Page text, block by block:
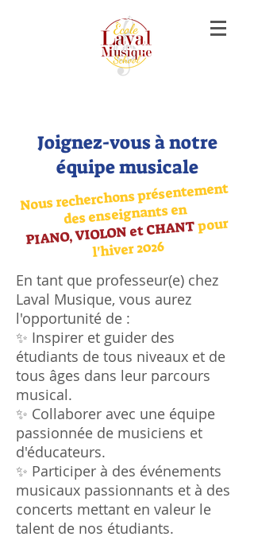
music lessons piano guitar violon voice
cours de musique piano guitare violon
Joignez-vous à notre
équipe musicale
Nous recherchons présentement
des enseignants en
PIANO, VIOLON et CHANTpour
l'hiver 2026
En tant que professeur(e) chez
Laval Musique, vous aurez
l'opportunité de :
✨ Inspirer et guider des
étudiants de tous niveaux et de
tous âges dans leur parcours
musical.
✨ Collaborer avec une équipe
passionnée de musiciens et
d'éducateurs.
✨ Participer à des événements
musicaux passionnants et à des
concerts mettant en valeur le
talent de nos étudiants.